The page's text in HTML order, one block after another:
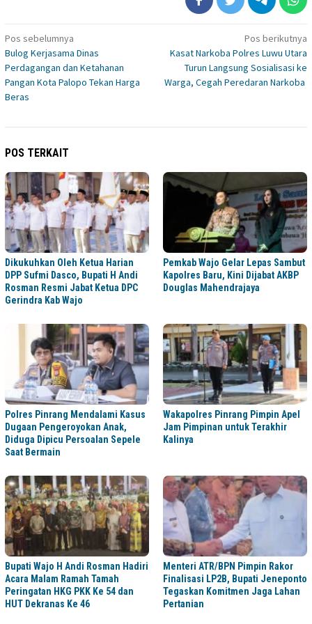
Navigasi
pos
Pos sebelumnya
Bulog Kerjasama Dinas
Perdagangan dan Ketahanan
Pangan Kota Palopo Tekan Harga
Beras
Pos berikutnya
Kasat Narkoba Polres Luwu Utara
Turun Langsung Sosialisasi ke
Warga, Cegah Peredaran Narkoba
POS TERKAIT
Dikukuhkan Oleh Ketua Harian
DPP Sufmi Dasco, Bupati H Andi
Rosman Resmi Jabat Ketua DPC
Gerindra Kab Wajo
Pemkab Wajo Gelar Lepas Sambut
Kapolres Baru, Kini Dijabat AKBP
Douglas Mahendrajaya
Polres Pinrang Mendalami Kasus
Dugaan Pengeroyokan Anak,
Diduga Dipicu Persoalan Sepele
Saat Bermain
Wakapolres Pinrang Pimpin Apel
Jam Pimpinan untuk Terakhir
Kalinya
Bupati Wajo H Andi Rosman Hadiri
Acara Malam Ramah Tamah
Peringatan HKG PKK Ke 54 dan
HUT Dekranas Ke 46
Menteri ATR/BPN Pimpin Rakor
Finalisasi LP2B, Bupati Jeneponto
Tegaskan Komitmen Jaga Lahan
Pertanian